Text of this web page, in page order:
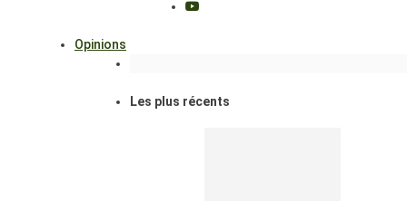
Opinions
Les plus récents